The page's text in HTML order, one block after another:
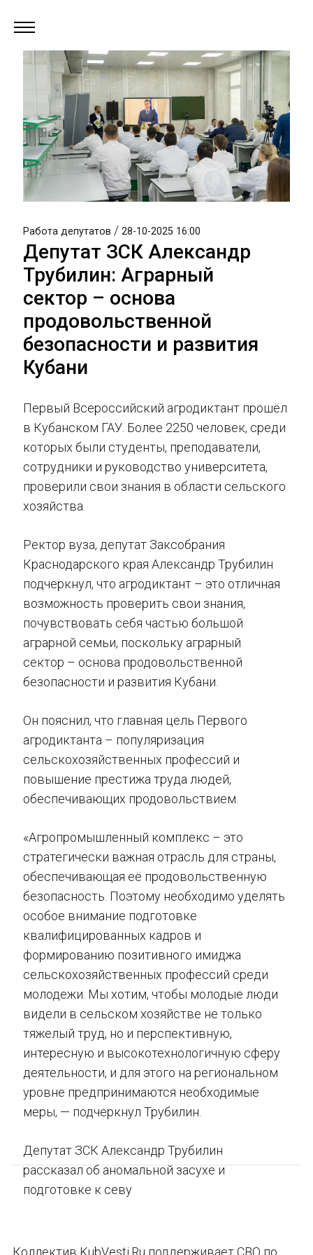
Работа депутатов / 28-10-2025 16:00
Депутат ЗСК Александр
Трубилин: Аграрный
сектор – основа
продовольственной
безопасности и развития
Кубани
Первый Всероссийский агродиктант прошёл
в Кубанском ГАУ. Более 2250 человек, среди
которых были студенты, преподаватели,
сотрудники и руководство университета,
проверили свои знания в области сельского
хозяйства.
Ректор вуза, депутат Заксобрания
Краснодарского края Александр Трубилин
подчеркнул, что агродиктант – это отличная
возможность проверить свои знания,
почувствовать себя частью большой
аграрной семьи, поскольку аграрный
сектор – основа продовольственной
безопасности и развития Кубани.
Он пояснил, что главная цель Первого
агродиктанта – популяризация
сельскохозяйственных профессий и
повышение престижа труда людей,
обеспечивающих продовольствием.
«Агропромышленный комплекс – это
стратегически важная отрасль для страны,
обеспечивающая её продовольственную
безопасность. Поэтому необходимо уделять
особое внимание подготовке
квалифицированных кадров и
формированию позитивного имиджа
сельскохозяйственных профессий среди
молодежи. Мы хотим, чтобы молодые люди
видели в сельском хозяйстве не только
тяжелый труд, но и перспективную,
интересную и высокотехнологичную сферу
деятельности, и для этого на региональном
уровне предпринимаются необходимые
меры, — подчеркнул Трубилин.
Депутат ЗСК Александр Трубилин
рассказал об аномальной засухе и
подготовке к севу
Коллектив KubVesti.Ru поддерживает СВО по